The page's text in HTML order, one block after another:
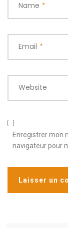
Name *
Email *
Website
Enregistrer mon
navigateur pour